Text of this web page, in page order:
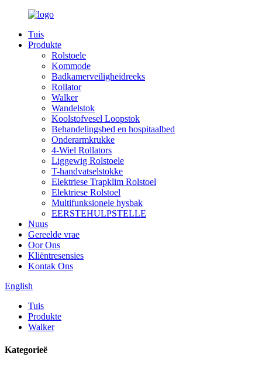
Tuis
Produkte
Rolstoele
Kommode
Badkamerveiligheidreeks
Rollator
Walker
Wandelstok
Koolstofvesel Loopstok
Behandelingsbed en hospitaalbed
Onderarmkrukke
4-Wiel Rollators
Liggewig Rolstoele
T-handvatselstokke
Elektriese Trapklim Rolstoel
Elektriese Rolstoel
Multifunksionele hysbak
EERSTEHULPSTELLE
Nuus
Gereelde vrae
Oor Ons
Kliëntresensies
Kontak Ons
English
Tuis
Produkte
Walker
Kategorieë